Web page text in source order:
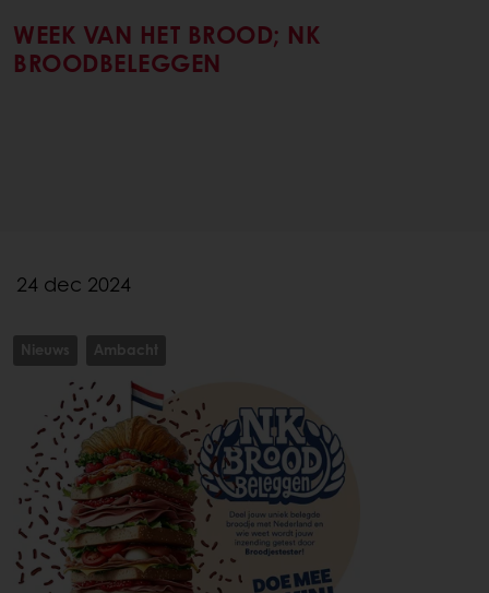
WEEK VAN HET BROOD; NK
BROODBELEGGEN
24 dec 2024
Nieuws Ambacht